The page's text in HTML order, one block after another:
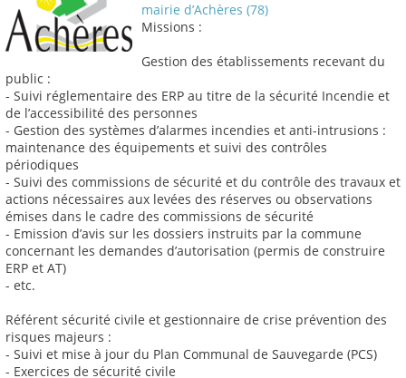
mairie d’Achères (78)
Missions :
Gestion des établissements recevant du
public :
- Suivi réglementaire des ERP au titre de la sécurité Incendie et
de l’accessibilité des personnes
- Gestion des systèmes d’alarmes incendies et anti-intrusions :
maintenance des équipements et suivi des contrôles
périodiques
- Suivi des commissions de sécurité et du contrôle des travaux et
actions nécessaires aux levées des réserves ou observations
émises dans le cadre des commissions de sécurité
- Emission d’avis sur les dossiers instruits par la commune
concernant les demandes d’autorisation (permis de construire
ERP et AT)
- etc.
Référent sécurité civile et gestionnaire de crise prévention des
risques majeurs :
- Suivi et mise à jour du Plan Communal de Sauvegarde (PCS)
- Exercices de sécurité civile